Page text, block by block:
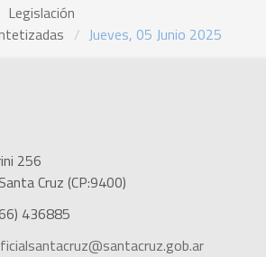
Legislación
Jueves, 05 Junio 2025
256
Cruz (CP:9400)
436885